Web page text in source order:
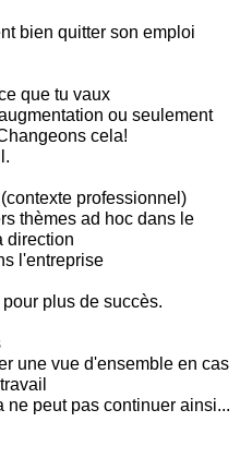
bien quitter son emploi
que tu vaux
ou seulement
cela!
professionnel)
thèmes ad hoc dans le
direction
l'entreprise
plus de succès.
une vue d'ensemble en cas
ne peut pas continuer ainsi...